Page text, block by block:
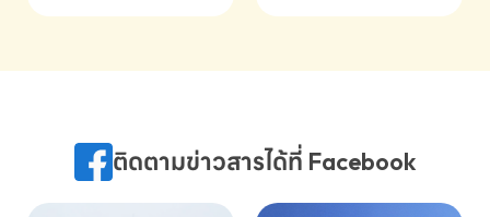
(Soundtrack)เพื่อเสริมทักษะ
ภาษา ผ่านประสบการณ์การเรียนรู้
075-691910ติดตามข่าวสารได้ที่ Facebook